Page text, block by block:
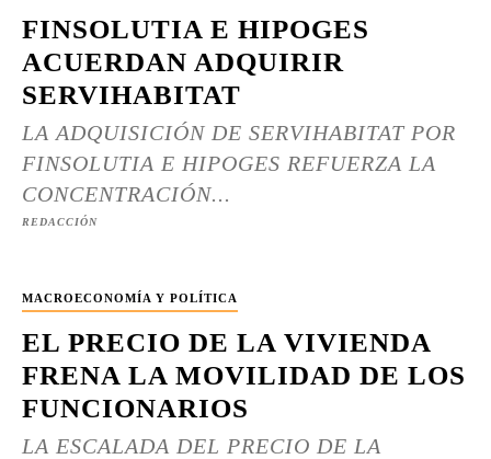
FINSOLUTIA E HIPOGES
ACUERDAN ADQUIRIR
SERVIHABITAT
LA ADQUISICIÓN DE SERVIHABITAT POR
FINSOLUTIA E HIPOGES REFUERZA LA
CONCENTRACIÓN...
REDACCIÓN
MACROECONOMÍA Y POLÍTICA
EL PRECIO DE LA VIVIENDA
FRENA LA MOVILIDAD DE LOS
FUNCIONARIOS
LA ESCALADA DEL PRECIO DE LA